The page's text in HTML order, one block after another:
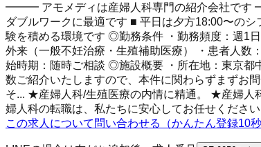
━━━ アモメディは産婦人科専門の紹介会社です
ダブルワークに最適です ■ 平日は夕方18:00〜の
験を積める環境です ◎勤務条件 ・勤務頻度：週1
外来（一般不妊治療・生殖補助医療） ・患者人数
始時期：随時ご相談 ◎施設概要 ・所在地
数ご紹介いたしますので、本件に関わらずまずお
そ... ★産婦人科/生殖医療の内情に精通。 ★産婦人
婦人科の転職は、私たちに安心してお任せくださ
この求人について問い合わせる（かんたん登録10秒